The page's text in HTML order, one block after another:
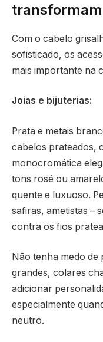
transformam
Com o cabelo
sofisticado, os
mais importante na
Joias e bijuterias:
Prata e metais
cabelos prateados,
monocromática
tons rosé ou
quente e luxuoso.
safiras, ametistas –
contra os fios
Não tenha medo de
grandes, colares
adicionar
especialmente
neutro.